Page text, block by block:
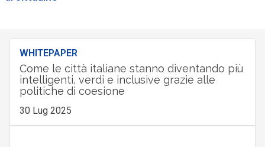
WHITEPAPER
Come le città italiane stanno diventando più
intelligenti, verdi e inclusive grazie alle
politiche di coesione
30 Lug 2025